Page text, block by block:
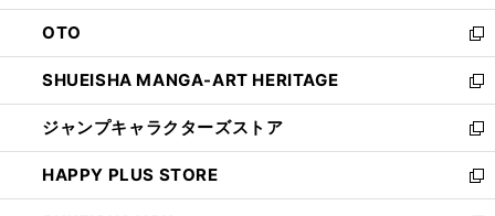
ウ
で
開
く
ン
ド
ウ
で
開
く
OTO
新
し
い
ウ
ィ
ン
ド
ウ
SHUEISHA MANGA-ART HERITAGE
新
し
い
ウ
ィ
ン
ジャンプキャラクターズストア
新
し
い
ウ
HAPPY PLUS STORE
新
し